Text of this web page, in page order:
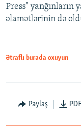
Press" yanğınların
əlamətlərinin də
Ətraflı burada oxuyun
Paylaş PDF